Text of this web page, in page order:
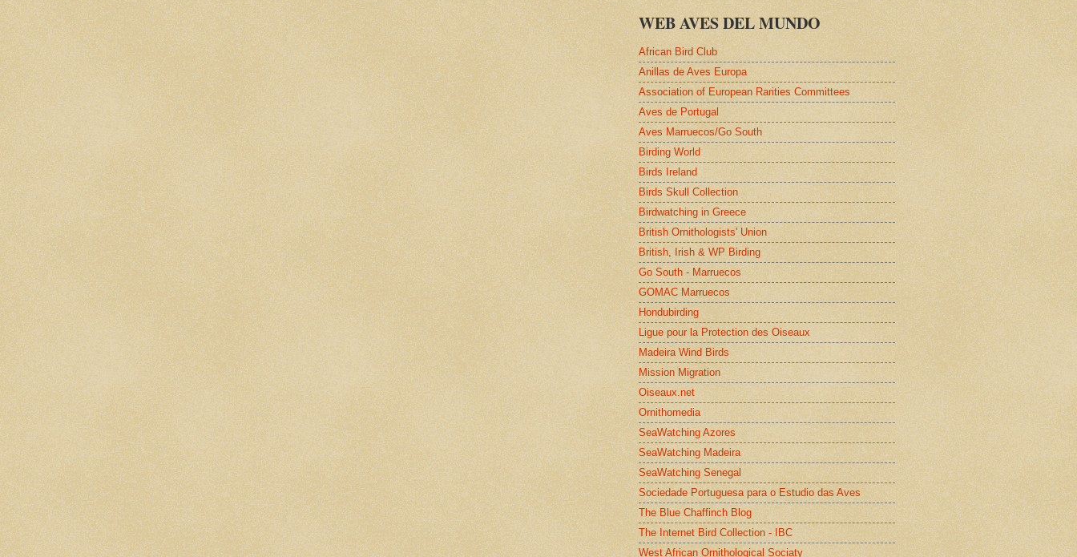
WEB AVES DEL MUNDO
African Bird Club
Anillas de Aves Europa
Association of European Rarities Committees
Aves de Portugal
Aves Marruecos/Go South
Birding World
Birds Ireland
Birds Skull Collection
Birdwatching in Greece
British Ornithologists' Union
British, Irish & WP Birding
Go South - Marruecos
GOMAC Marruecos
Hondubirding
Ligue pour la Protection des Oiseaux
Madeira Wind Birds
Mission Migration
Oiseaux.net
Ornithomedia
SeaWatching Azores
SeaWatching Madeira
SeaWatching Senegal
Sociedade Portuguesa para o Estudio das Aves
The Blue Chaffinch Blog
The Internet Bird Collection - IBC
West African Ornithological Sociaty